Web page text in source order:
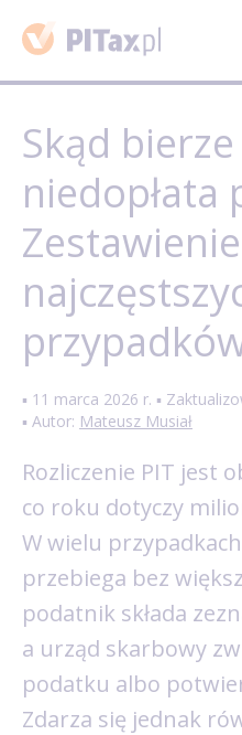
Skąd
niedopłata
Zestawienie
▪ 11 marca 2026 r. ▪
▪ Autor: Mateusz Musiał
Rozliczenie PIT jest
co roku dotyczy
W wielu
przebiega bez
podatnik składa
a urząd skarbowy
podatku albo
Zdarza się jednak